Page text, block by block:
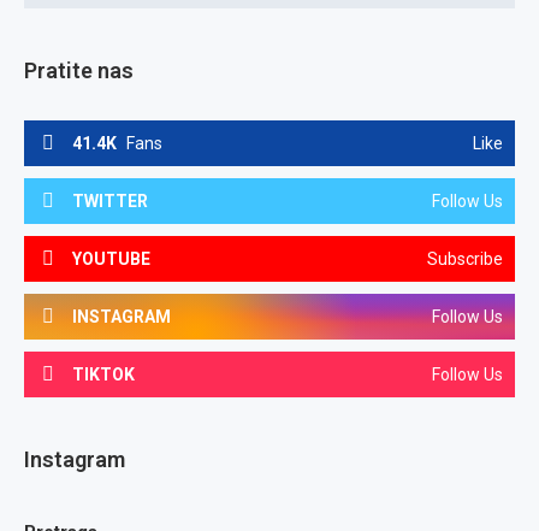
Pratite nas
41.4K Fans Like
TWITTER Follow Us
YOUTUBE Subscribe
INSTAGRAM Follow Us
TIKTOK Follow Us
Instagram